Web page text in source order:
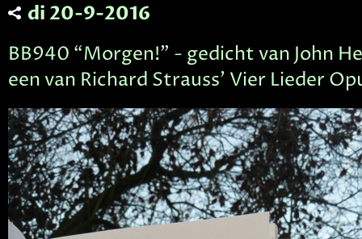
di 20-9-2016
BB940 “Morgen!” - gedicht van John
een van Richard Strauss' Vier Lieder